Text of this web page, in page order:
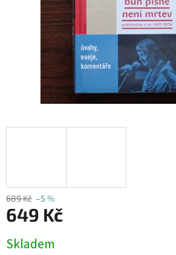
689 Kč –5 %
649 Kč
cena:
Skladem